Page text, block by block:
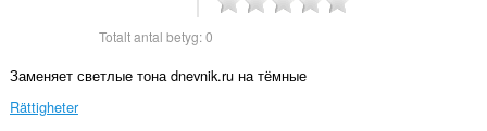
Totalt antal betyg:0
Заменяет светлые тона dnevnik.ru на тёмные
Rättigheter